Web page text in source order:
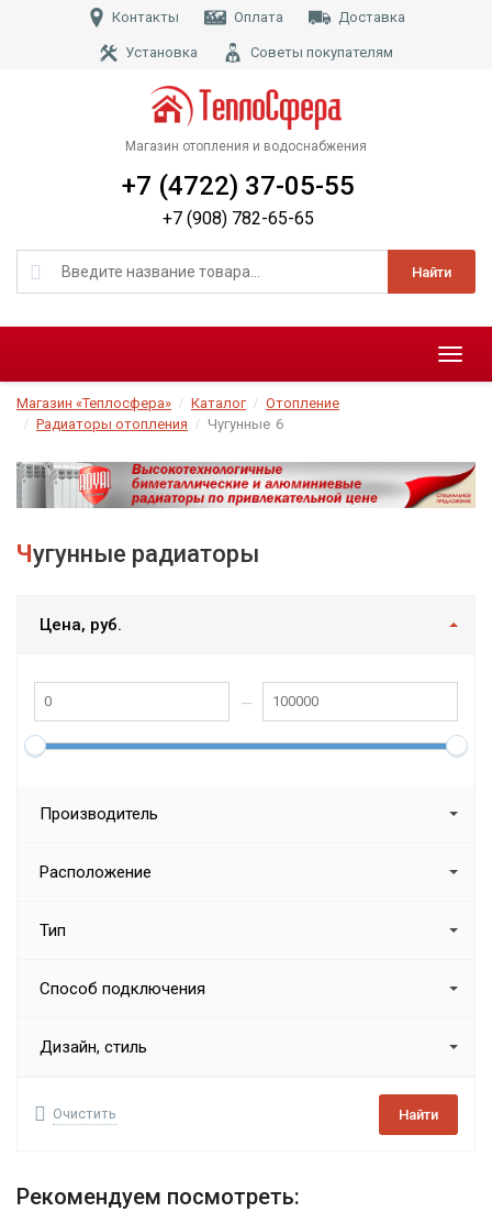
Контакты Оплата Доставка
Установка Советы покупателям
Магазин отопления и водоснабжения
Найти
+7 (4722) 37-05-55
+7 (908) 782-65-65
Меню
Магазин «Теплосфера» Каталог
Отопление
Радиаторы отопления
Чугунные 6
Чугунные радиаторы
Цена, руб.
Производитель
Расположение
Тип
Способ подключения
Дизайн, стиль
Очистить Найти
Рекомендуем посмотреть: